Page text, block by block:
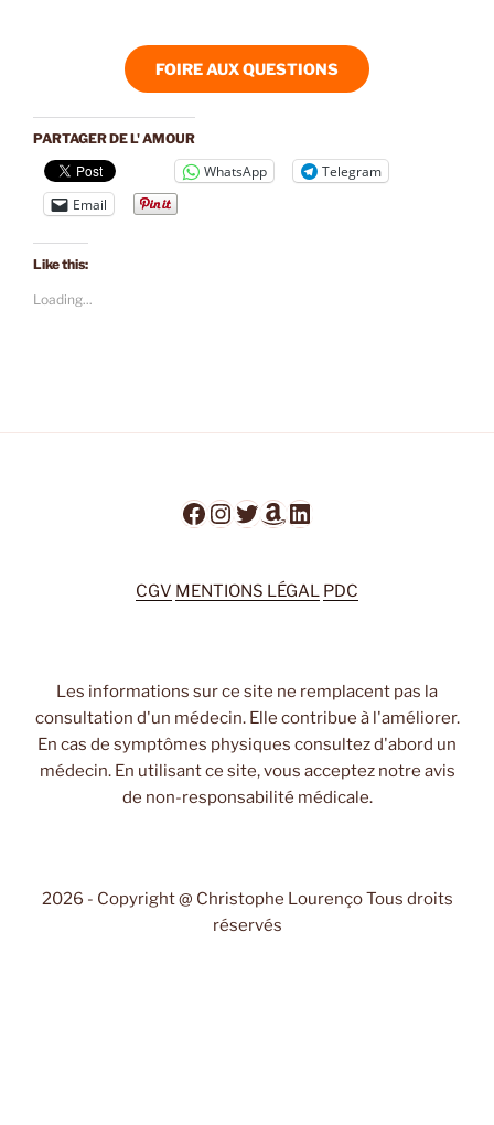
FOIRE AUX QUESTIONS
PARTAGER DE L' AMOUR
WhatsApp
Telegram
Email
Like this:
Loading...
Facebook
Instagram
Twitter
Amazon
LinkedIn
CGV MENTIONS LÉGAL PDC
Les informations sur ce site ne remplacent pas la
consultation d'un médecin. Elle contribue à l'améliorer.
En cas de symptômes physiques consultez d'abord un
médecin. En utilisant ce site, vous acceptez notre avis
de non-responsabilité médicale.
2026 - Copyright @ Christophe Lourenço Tous droits
réservés